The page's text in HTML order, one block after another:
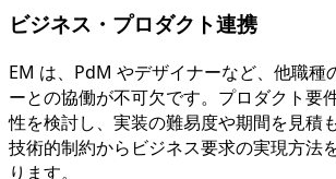
ビジネス・プロダクト連携
EM は、PdM やデザイナーなど、他職種
ーとの協働が不可欠です。プロダクト要
性を検討し、実装の難易度や期間を見積
技術的制約からビジネス要求の実現方法
ります。